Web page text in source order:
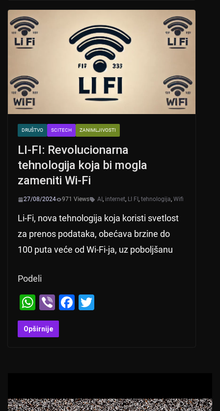
A
p
o
o
k
DRUŠTVO SCITECH ZANIMLJIVOSTI
LI-FI: Revolucionarna
tehnologija koja bi mogla
zameniti Wi-Fi
27/08/2024 971 Views AI , internet, LI FI , tehnologija, Wifi
Li-Fi, nova tehnologija koja koristi svetlost
za prenos podataka, obećava brzine do
100 puta veće od Wi-Fi-ja, uz poboljšanu
Podeli
W
h
at
p
Vi
b
er
F
o
Opširnije